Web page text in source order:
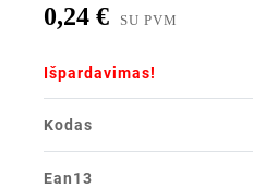
0,24 € SU PVM
Išpardavimas!
Kodas
Ean13